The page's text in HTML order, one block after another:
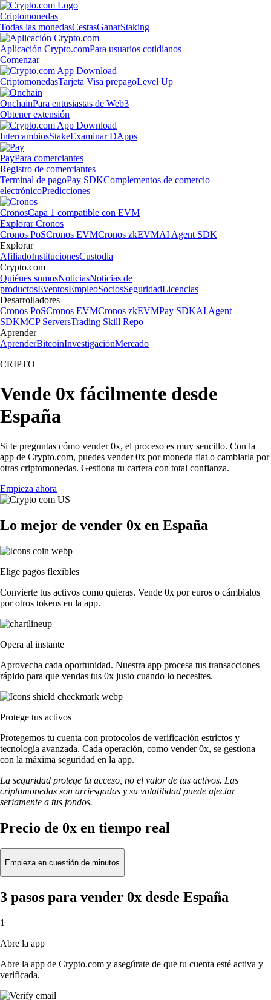
Criptomonedas
Todas las monedasCestasGanarStaking
Aplicación Crypto.comPara usuarios cotidianos
Comenzar
CriptomonedasTarjeta Visa prepagoLevel Up
OnchainPara entusiastas de Web3
Obtener extensión
IntercambiosStakeExaminar DApps
PayPara comerciantes
Registro de comerciantes
Terminal de pagoPay SDKComplementos de comercio
electrónicoPredicciones
CronosCapa 1 compatible con EVM
Explorar Cronos
Cronos PoSCronos EVMCronos zkEVMAI Agent SDK
Explorar
AfiliadoInstitucionesCustodia
Crypto.com
Quiénes somosNoticiasNoticias de
productosEventosEmpleoSociosSeguridadLicencias
Desarrolladores
Cronos PoSCronos EVMCronos zkEVMPay SDKAI Agent
SDKMCP ServersTrading Skill Repo
Aprender
AprenderBitcoinInvestigaciónMercado
CRIPTO
Vende 0x fácilmente desde
España
Si te preguntas cómo vender 0x, el proceso es muy sencillo. Con la
app de Crypto.com, puedes vender 0x por moneda fiat o cambiarla por
otras criptomonedas. Gestiona tu cartera con total confianza.
Empieza ahora
Lo mejor de vender 0x en España
Elige pagos flexibles
Convierte tus activos como quieras. Vende 0x por euros o cámbialos
por otros tokens en la app.
Opera al instante
Aprovecha cada oportunidad. Nuestra app procesa tus transacciones
rápido para que vendas tus 0x justo cuando lo necesites.
Protege tus activos
Protegemos tu cuenta con protocolos de verificación estrictos y
tecnología avanzada. Cada operación, como vender 0x, se gestiona
con la máxima seguridad en la app.
La seguridad protege tu acceso, no el valor de tus activos. Las
criptomonedas son arriesgadas y su volatilidad puede afectar
seriamente a tus fondos.
Precio de 0x en tiempo real
Empieza en cuestión de minutos
3 pasos para vender 0x desde España
1
Abre la app
Abre la app de Crypto.com y asegúrate de que tu cuenta esté activa y
verificada.